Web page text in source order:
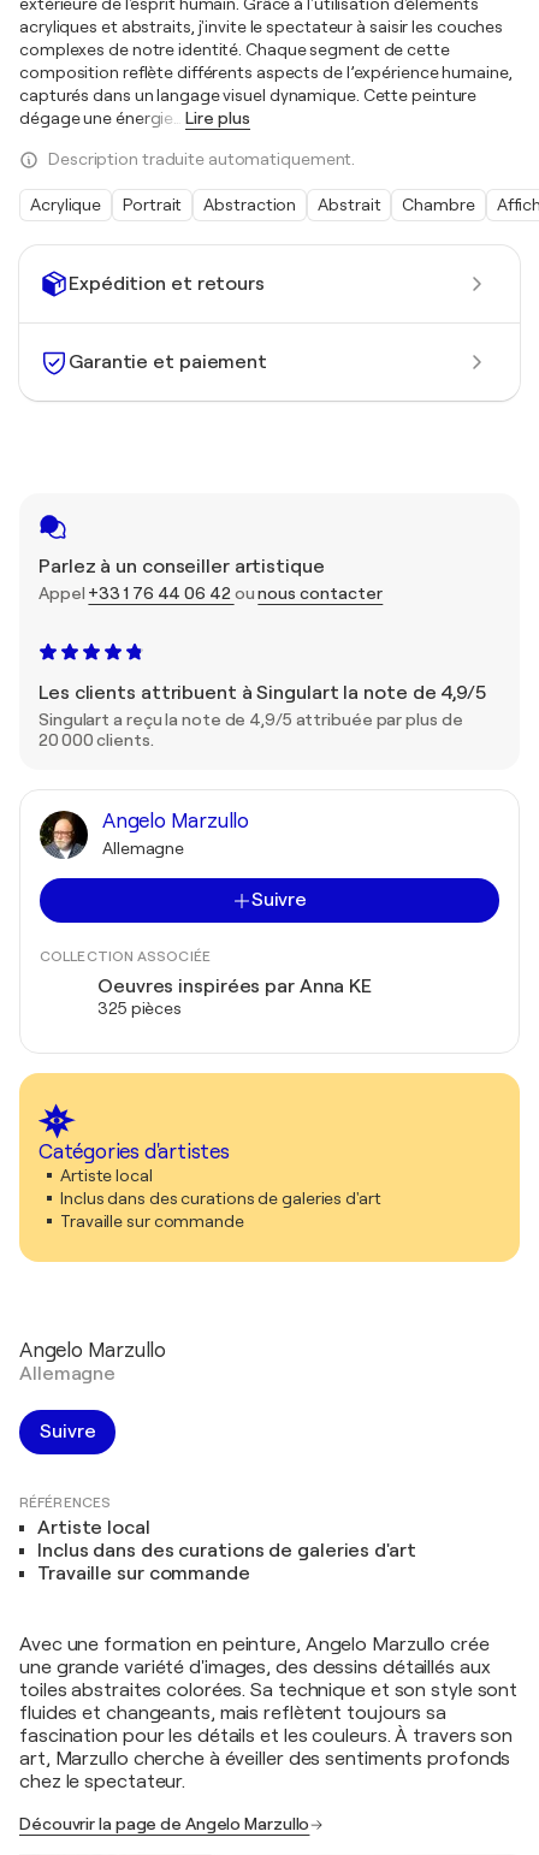
Expédition et retours
Garantie et paiement
Parlez à un conseiller artistique
Appel +33 1 76 44 06 42 ounous contacter
Les clients attribuent à Singulart la note de 4,9/5
Singulart a reçu la note de 4,9/5 attribuée par plus de
20 000 clients.
Angelo Marzullo
Allemagne
Suivre
COLLECTION ASSOCIÉE
Oeuvres inspirées par Anna KE
325 pièces
Catégories d'artistes
Artiste local
Inclus dans des curations de galeries d'art
Travaille sur commande
acryliques et abstraits, j'invite le spectateur à saisir les couches
complexes de notre identité. Chaque segment de cette
composition reflète différents aspects de l’expérience humaine,
capturés dans un langage visuel dynamique. Cette peinture
dégage une énergie
Lire plus
Description traduite automatiquement.
Acrylique Portrait Abstraction Abstrait Chambre
Angelo Marzullo
Allemagne
Suivre
RÉFÉRENCES
Artiste local
Inclus dans des curations de galeries d'art
Travaille sur commande
Avec une formation en peinture, Angelo Marzullo crée
une grande variété d'images, des dessins détaillés aux
toiles abstraites colorées. Sa technique et son style sont
fluides et changeants, mais reflètent toujours sa
fascination pour les détails et les couleurs. À travers son
art, Marzullo cherche à éveiller des sentiments profonds
chez le spectateur.
Découvrir la page de Angelo Marzullo